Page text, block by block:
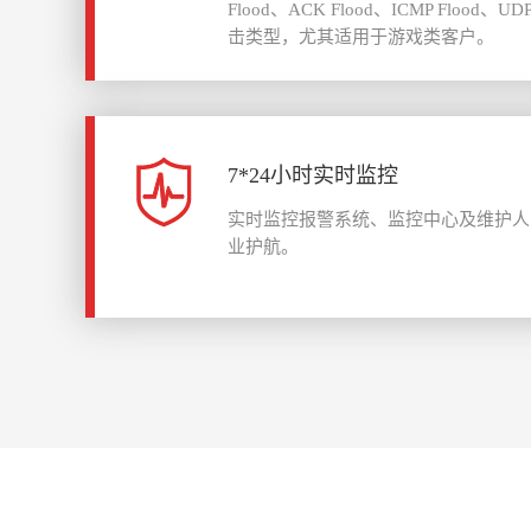
Flood、ACK Flood、ICMP Flood、
击类型，尤其适用于游戏类客户。
7*24小时实时监控
实时监控报警系统、监控中心及维护
业护航。